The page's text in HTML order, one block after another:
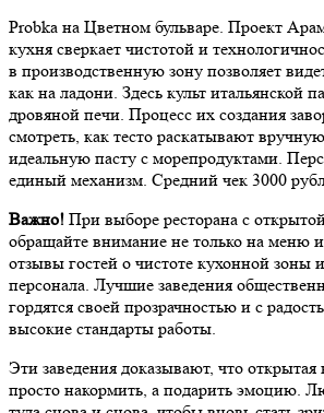
Probka на Цветном бульваре. Проект
кухня сверкает чистотой и
в производственную зону позволяет
как на ладони. Здесь культ итальянской
дровяной печи. Процесс их создания
смотреть, как тесто раскатывают
идеальную пасту с морепродуктами.
единый механизм. Средний чек 3000
Важно! При выборе ресторана с
обращайте внимание не только на меню
отзывы гостей о чистоте кухонной зоны
персонала. Лучшие заведения
гордятся своей прозрачностью и с
высокие стандарты работы.
Эти заведения доказывают, что открытая
просто накормить, а подарить эмоцию.